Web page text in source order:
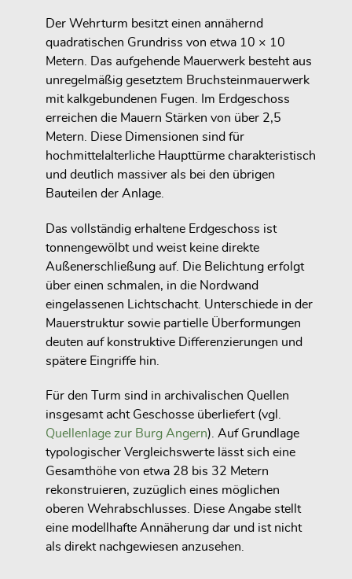
Der Wehrturm besitzt einen annähernd
quadratischen Grundriss von etwa 10 × 10
Metern. Das aufgehende Mauerwerk besteht aus
unregelmäßig gesetztem Bruchsteinmauerwerk
mit kalkgebundenen Fugen. Im Erdgeschoss
erreichen die Mauern Stärken von über 2,5
Metern. Diese Dimensionen sind für
hochmittelalterliche Haupttürme charakteristisch
und deutlich massiver als bei den übrigen
Bauteilen der Anlage.
Das vollständig erhaltene Erdgeschoss ist
tonnengewölbt und weist keine direkte
Außenerschließung auf. Die Belichtung erfolgt
über einen schmalen, in die Nordwand
eingelassenen Lichtschacht. Unterschiede in der
Mauerstruktur sowie partielle Überformungen
deuten auf konstruktive Differenzierungen und
spätere Eingriffe hin.
Für den Turm sind in archivalischen Quellen
insgesamt acht Geschosse überliefert (vgl.
Quellenlage zur Burg Angern). Auf Grundlage
typologischer Vergleichswerte lässt sich eine
Gesamthöhe von etwa 28 bis 32 Metern
rekonstruieren, zuzüglich eines möglichen
oberen Wehrabschlusses. Diese Angabe stellt
eine modellhafte Annäherung dar und ist nicht
als direkt nachgewiesen anzusehen.